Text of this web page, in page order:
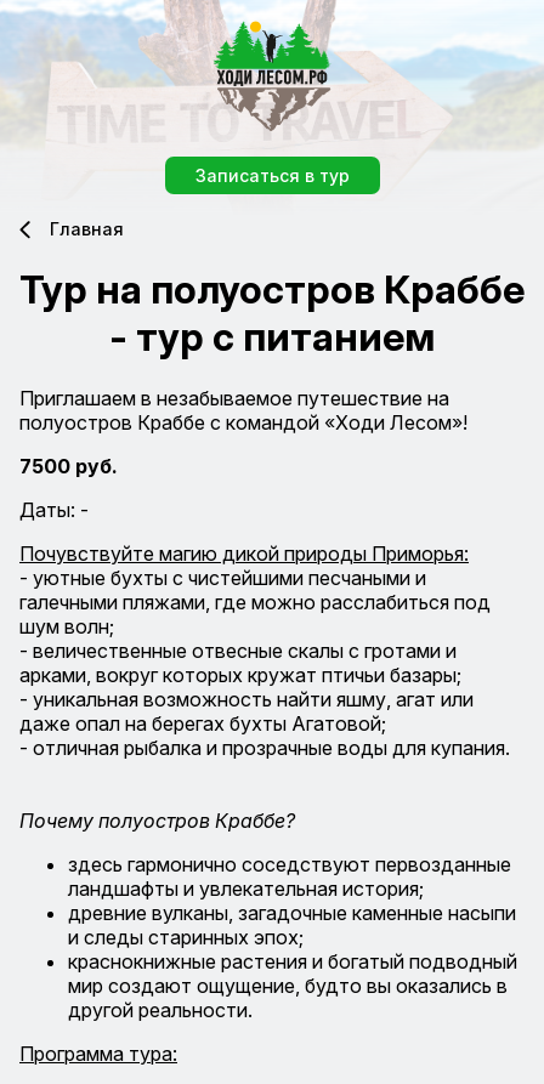
Записаться в тур
Главная
Тур на полуостров Краббе
- тур с питанием
Приглашаем в незабываемое путешествие на
полуостров Краббе с командой «Ходи Лесом»!
7500 руб.
Даты: -
Почувствуйте магию дикой природы Приморья:
- уютные бухты с чистейшими песчаными и
галечными пляжами, где можно расслабиться под
шум волн;
- величественные отвесные скалы с гротами и
арками, вокруг которых кружат птичьи базары;
- уникальная возможность найти яшму, агат или
даже опал на берегах бухты Агатовой;
- отличная рыбалка и прозрачные воды для купания.
Почему полуостров Краббе?
здесь гармонично соседствуют первозданные
ландшафты и увлекательная история;
древние вулканы, загадочные каменные насыпи
и следы старинных эпох;
краснокнижные растения и богатый подводный
мир создают ощущение, будто вы оказались в
другой реальности.
Программа тура: